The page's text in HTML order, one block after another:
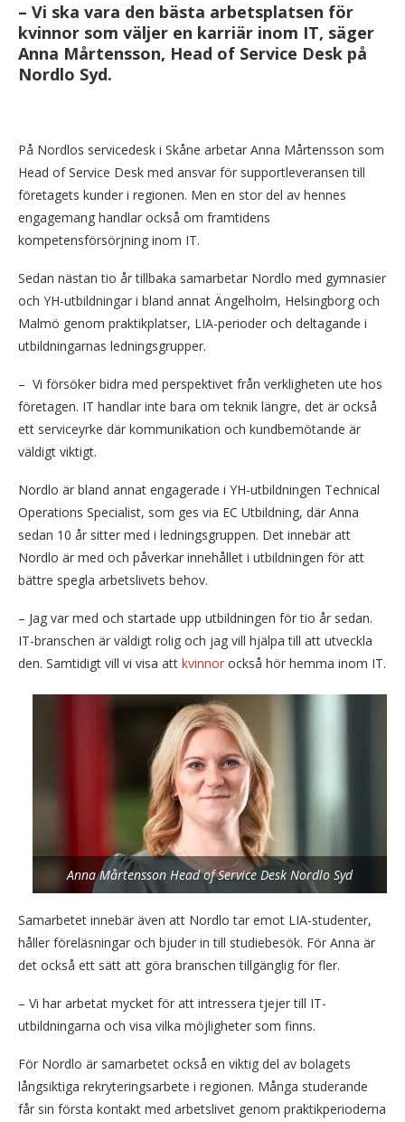
– Vi ska vara den bästa arbetsplatsen för
kvinnor som väljer en karriär inom IT, säger
Anna Mårtensson, Head of Service Desk på
Nordlo Syd.
På Nordlos servicedesk i Skåne arbetar Anna Mårtensson som
Head of Service Desk med ansvar för supportleveransen till
företagets kunder i regionen. Men en stor del av hennes
engagemang handlar också om framtidens
kompetensförsörjning inom IT.
Sedan nästan tio år tillbaka samarbetar Nordlo med gymnasier
och YH-utbildningar i bland annat Ängelholm, Helsingborg och
Malmö genom praktikplatser, LIA-perioder och deltagande i
utbildningarnas ledningsgrupper.
– Vi försöker bidra med perspektivet från verkligheten ute hos
företagen. IT handlar inte bara om teknik längre, det är också
ett serviceyrke där kommunikation och kundbemötande är
väldigt viktigt.
Nordlo är bland annat engagerade i YH-utbildningen Technical
Operations Specialist, som ges via EC Utbildning, där Anna
sedan 10 år sitter med i ledningsgruppen. Det innebär att
Nordlo är med och påverkar innehållet i utbildningen för att
bättre spegla arbetslivets behov.
– Jag var med och startade upp utbildningen för tio år sedan.
IT-branschen är väldigt rolig och jag vill hjälpa till att utveckla
den. Samtidigt vill vi visa att kvinnor också hör hemma inom IT.
Anna Mårtensson Head of Service Desk Nordlo Syd
Samarbetet innebär även att Nordlo tar emot LIA-studenter,
håller föreläsningar och bjuder in till studiebesök. För Anna är
det också ett sätt att göra branschen tillgänglig för fler.
– Vi har arbetat mycket för att intressera tjejer till IT-
utbildningarna och visa vilka möjligheter som finns.
För Nordlo är samarbetet också en viktig del av bolagets
långsiktiga rekryteringsarbete i regionen. Många studerande
får sin första kontakt med arbetslivet genom praktikperioderna